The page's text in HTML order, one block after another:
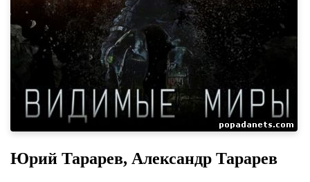
Юрий Тарарев, Александр Тарарев